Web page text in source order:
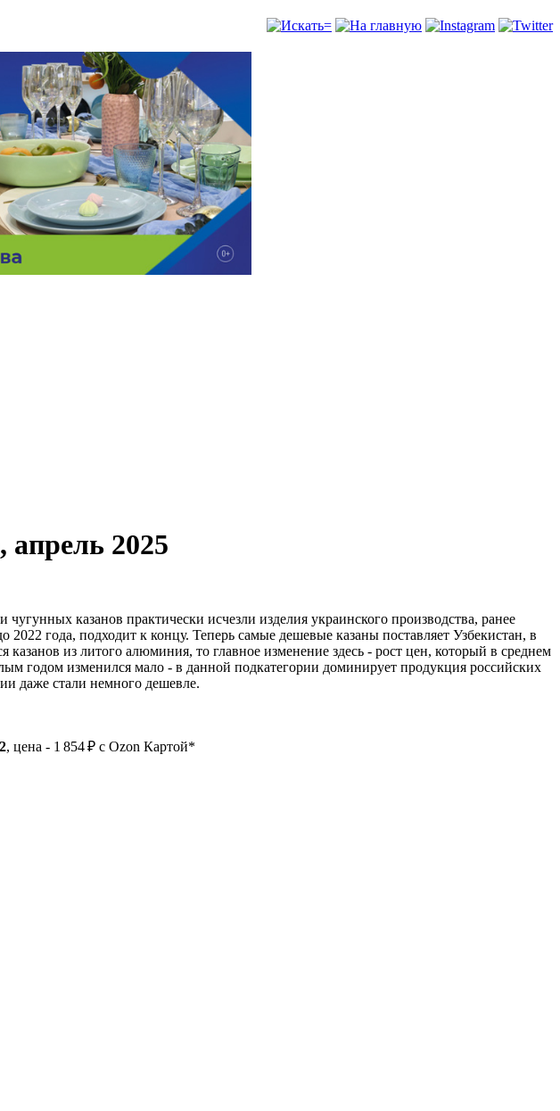
2025
казанов практически исчезли изделия украинского производства, ранее
года, подходит к концу. Теперь самые дешевые казаны поставляет Узбекистан, в
из литого алюминия, то главное изменение здесь - рост цен, который в среднем
годом изменился мало - в данной подкатегории доминирует продукция российских
даже стали немного дешевле.
, цена - 1 854 ₽ c Ozon Картой*